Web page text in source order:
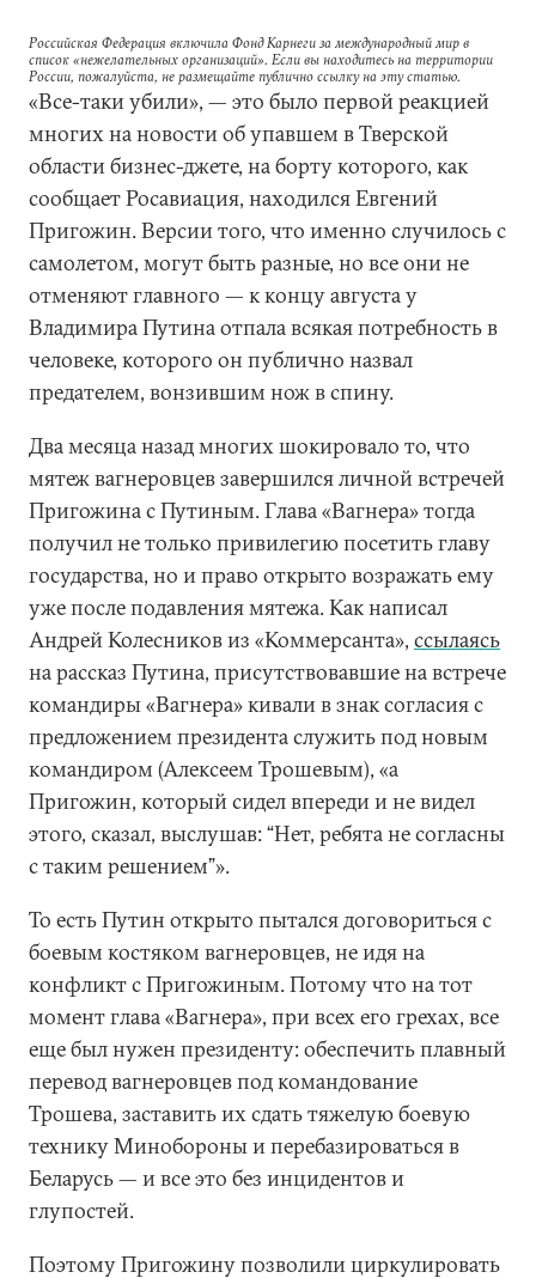
Российская Федерация включила Фонд Карнеги за международный мир в
список «нежелательных организаций». Если вы находитесь на территории
России, пожалуйста, не размещайте публично ссылку на эту статью.
«Все-таки убили», — это было первой реакцией
многих на новости об упавшем в Тверской
области бизнес-джете, на борту которого, как
сообщает Росавиация, находился Евгений
Пригожин. Версии того, что именно случилось с
самолетом, могут быть разные, но все они не
отменяют главного — к концу августа у
Владимира Путина отпала всякая потребность в
человеке, которого он публично назвал
предателем, вонзившим нож в спину.
Два месяца назад многих шокировало то, что
мятеж вагнеровцев завершился личной встречей
Пригожина с Путиным. Глава «Вагнера» тогда
получил не только привилегию посетить главу
государства, но и право открыто возражать ему
уже после подавления мятежа. Как написал
Андрей Колесников из «Коммерсанта», ссылаясь
на рассказ Путина, присутствовавшие на встрече
командиры «Вагнера» кивали в знак согласия с
предложением президента служить под новым
командиром (Алексеем Трошевым), «а
Пригожин, который сидел впереди и не видел
этого, сказал, выслушав: “Нет, ребята не согласны
с таким решением”».
То есть Путин открыто пытался договориться с
боевым костяком вагнеровцев, не идя на
конфликт с Пригожиным. Потому что на тот
момент глава «Вагнера», при всех его грехах, все
еще был нужен президенту: обеспечить плавный
перевод вагнеровцев под командование
Трошева, заставить их сдать тяжелую боевую
технику Минобороны и перебазироваться в
Беларусь — и все это без инцидентов и
глупостей.
Поэтому Пригожину позволили циркулировать